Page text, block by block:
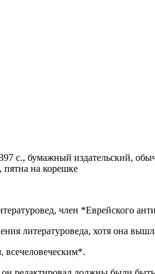
с., бумажный издательский,
пятна на корешке
член *Еврейского
литературоведа, хотя она